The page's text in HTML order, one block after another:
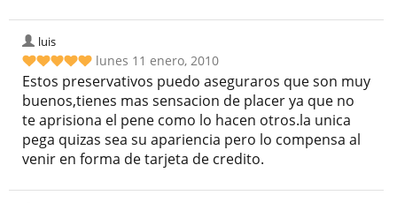
luis
lunes 11 enero, 2010
Estos preservativos puedo aseguraros que son muy
buenos,tienes mas sensacion de placer ya que no
te aprisiona el pene como lo hacen otros.la unica
pega quizas sea su apariencia pero lo compensa al
venir en forma de tarjeta de credito.